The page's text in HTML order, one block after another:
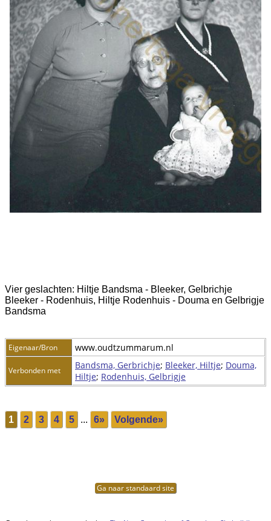
Vier geslachten: Hiltje Bandsma - Bleeker, Gelbrichje
Bleeker - Rodenhuis, Hiltje Rodenhuis - Douma en Gelbrigje
Bandsma
Eigenaar/Bron www.oudtzummarum.nl
Verbonden met Bandsma, Gerbrichje; Bleeker, Hiltje; Douma,
Hiltje; Rodenhuis, Gelbrigje
1 2 3 4 5 ... 6» Volgende»
Ga naar standaard site